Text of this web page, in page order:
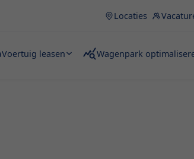
Locaties
Voertuig leasen Wagenpark